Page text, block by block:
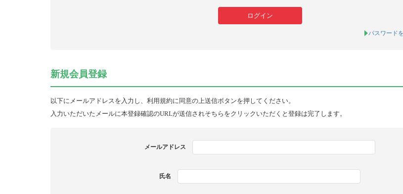
パスワード
新規会員登録
以下にメールアドレスを入力し、利用規約に同意の上送信ボタンを押してください。
入力いただいたメールに本登録確認のURLが送信されそちらをクリックいただくと登録は完了します。
メールアドレス
氏名